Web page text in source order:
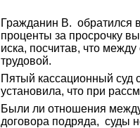
Гражданин В. обратился
проценты за просрочку
иска, посчитав, что
трудовой.
Пятый кассационный суд
установила, что при
Были ли отношения
договора подряда, суды